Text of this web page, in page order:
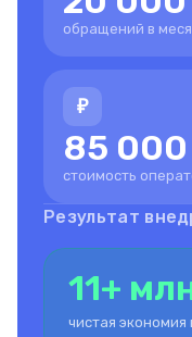
обращений в
₽
85
стоимость
Результат
11+
чистая экономия